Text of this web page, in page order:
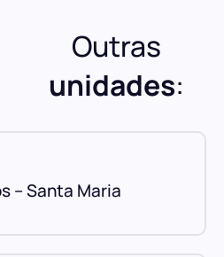
Outras
unidades:
– Santa Maria